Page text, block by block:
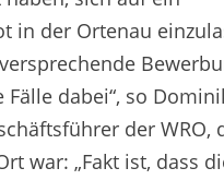
in der Ortenau
dabei“, so
der WRO,
war: „Fakt ist, dass